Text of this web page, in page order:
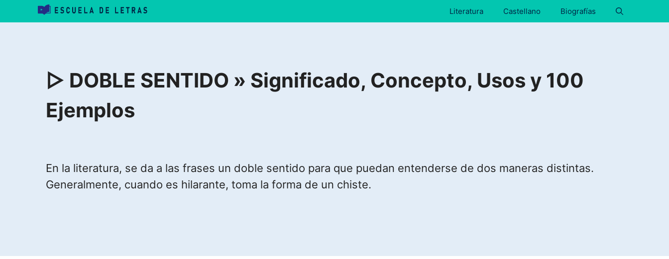
Literatura Castellano Biografías
▷ DOBLE SENTIDO » Significado, Concepto, Usos y 100
Ejemplos
En la literatura, se da a las frases un doble sentido para que puedan entenderse de dos maneras distintas.
Generalmente, cuando es hilarante, toma la forma de un chiste.